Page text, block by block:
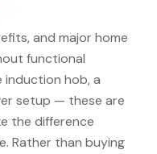
and major home
functional
induction hob, a
setup — these are
the difference
Rather than buying